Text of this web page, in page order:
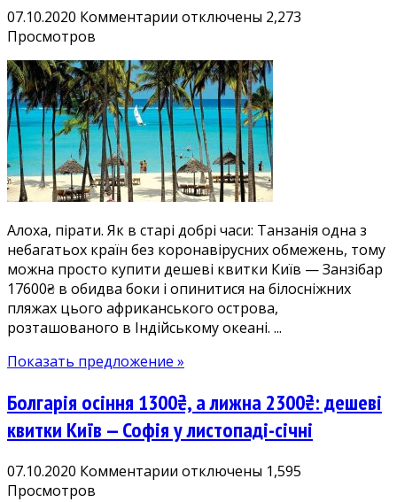
07.10.2020 Комментарии к
купи,
лети,
купайся:
дешеві
прямі
рейси
на
з
Києва
17600₴.
Без
тестів
і
отключены 2,273
Просмотров
Алоха, пірати. Як в старі добрі часи: Танзанія одна з
небагатьох країн без коронавірусних обмежень, тому
можна просто купити дешеві квитки Київ — Занзібар
17600₴ в обидва боки і опинитися на білосніжних
пляжах цього африканського острова,
розташованого в Індійському океані. ...
Показать предложение »
Болгарія осіння 1300₴, а лижна 2300₴: дешеві
квитки Київ — Софія у листопаді-січні
07.10.2020 Комментарии котключены 1,595
Просмотров